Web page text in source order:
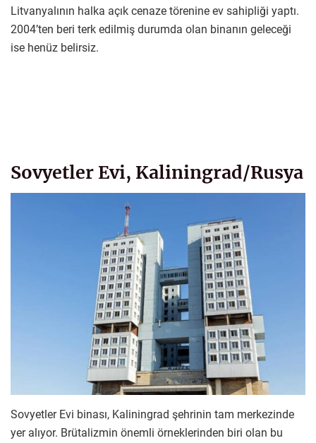
Litvanyalının halka açık cenaze törenine ev sahipliği yaptı.
2004’ten beri terk edilmiş durumda olan binanın geleceği
ise henüz belirsiz.
Sovyetler Evi, Kaliningrad/Rusya
Sovyetler Evi binası, Kaliningrad şehrinin tam merkezinde
yer alıyor. Brütalizmin önemli örneklerinden biri olan bu